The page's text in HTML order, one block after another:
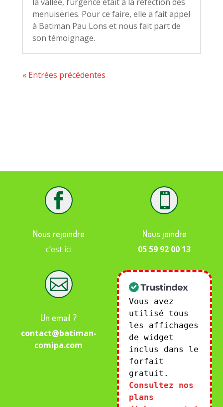
menuiseries. Pour ce faire, elle a fait appel
à Batiman Pau Lons et nous fait part de
son témoignage.
« Entrées précédentes

Nous rejoindre
c’est ici

Nous joindre
05 59 92 00 13

Un email ?
contact@batiman-
comipa.com
Vous avez
utilisé tous
les affichages
de widget
inclus dans le
forfait
gratuit.
Consultez nos
plans